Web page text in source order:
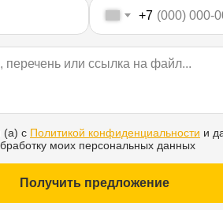
+7
(а) с Политикой конфиденциальности и
моих персональных данных
Получить предложение